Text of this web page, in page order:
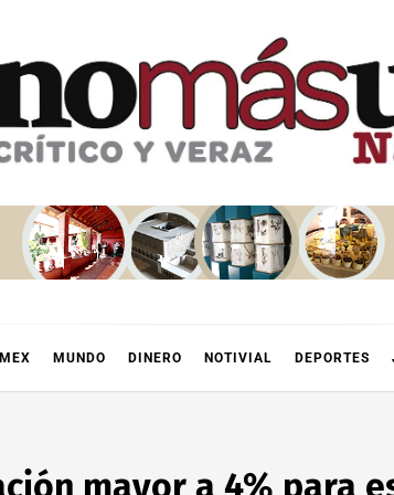
MUNDO DINERO NOTIVIAL DEPORTES
mayor a 4% para